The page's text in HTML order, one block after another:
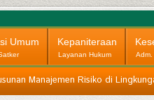
Umum Kepaniteraan
Layanan Hukum Adm.
Manajemen Risiko di